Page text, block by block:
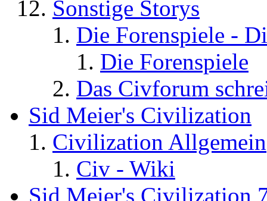
Sonstige Storys
Die Forenspiele -
Die Forenspiele
Das Civforum
Sid Meier's Civilization
Civilization Allgemein
Civ - Wiki
Sid Meier's Civilization